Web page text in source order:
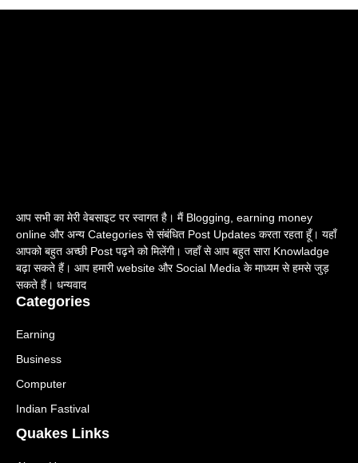
आप सभी का मेरी वेबसाइट पर स्वागत है। मैं Blogging, earning money
online और अन्य Categories से संबंधित Post Updates करता रहता हूँ। यहाँ
आपको बहुत अच्छी Post पढ़ने को मिलेंगी। जहाँ से आप बहुत सारा Knowladge
बढ़ा सकते हैं। आप हमारी website और Social Media के माध्यम से हमसे जुड़
सकते हैं। धन्यवाद
Categories
Earning
Business
Computer
Indian Fastival
Quakes Links